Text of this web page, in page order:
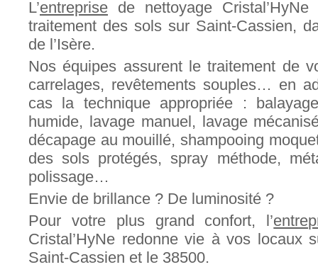
L’entreprise de nettoyage
traitement des sols sur Saint-Cassien,
de l’Isère.
Nos équipes assurent le traitement de
carrelages, revêtements souples… en
cas la technique appropriée :
humide, lavage manuel, lavage
décapage au mouillé, shampooing
des sols protégés, spray méthode,
polissage…
Envie de brillance ? De luminosité ?
Pour votre plus grand confort, l’
Cristal’HyNe redonne vie à vos locaux
Saint-Cassien et le 38500.